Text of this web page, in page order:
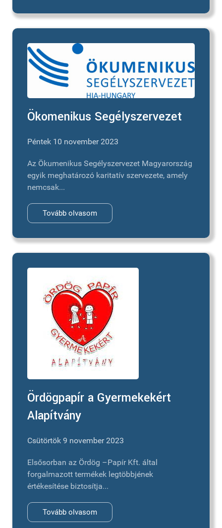
Ökomenikus Segélyszervezet
Péntek 10 november 2023
Az Ökumenikus Segélyszervezet Magyarország
egyik meghatározó karitatív szervezete, amely
nemcsak...
Tovább olvasom
Ördögpapír a Gyermekekért
Alapítvány
Csütörtök 9 november 2023
Elsősorban az Ördög –Papír Kft. által
forgalmazott termékek legtöbbjének
értékesítése biztosítja...
Tovább olvasom